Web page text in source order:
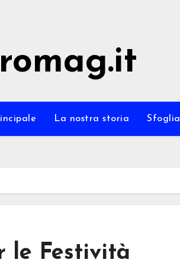
La nostra storia Sfoglia
le Festività